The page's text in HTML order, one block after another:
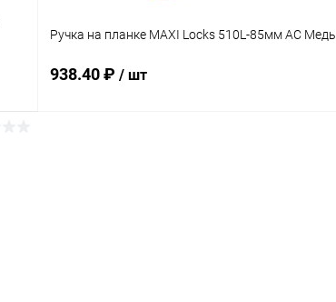
Ручка на планке MAXI Locks 510L-85мм AC Медь
938.40 ₽ / шт